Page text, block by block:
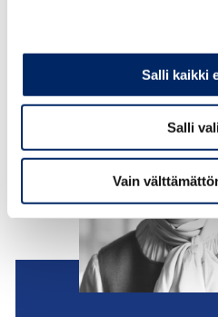
Salli kaikki
Salli
Vain